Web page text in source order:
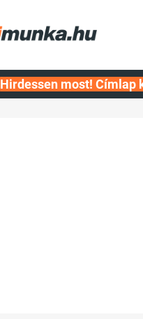
Hirdessen most! Címlap